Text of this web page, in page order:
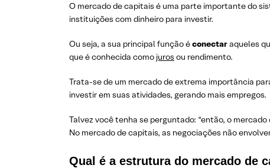
O mercado de capitais é uma parte importante do
instituições com dinheiro para investir.
Ou seja, a sua principal função éconectaraqueles
que é conhecida como juros ou rendimento.
Trata-se de um mercado de extrema importância
investir em suas atividades, gerando mais empregos.
Talvez você tenha se perguntado: “então, o
No mercado de capitais, as negociações não
Qual é a estrutura do mercado de